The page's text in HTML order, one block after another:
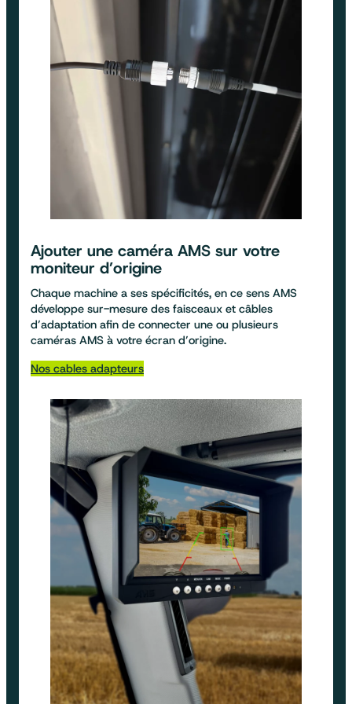
Ajouter une caméra AMS sur votre
moniteur d’origine
Chaque machine a ses spécificités, en ce sens AMS
développe sur-mesure des faisceaux et câbles
d’adaptation afin de connecter une ou plusieurs
caméras AMS à votre écran d’origine.
Nos cables adapteurs